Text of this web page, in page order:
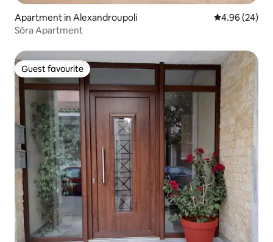
Apartment in Alexandroupoli 4.96 out of 5
4.96 (24)
Sōra Apartment
Guest favourite
Guest favourite